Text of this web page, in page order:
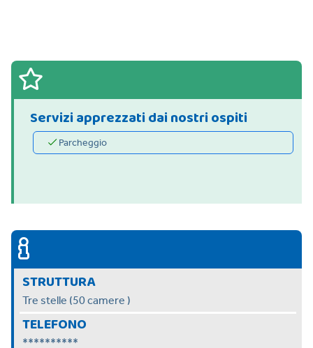
Servizi apprezzati dai nostri ospiti
Parcheggio
STRUTTURA
Tre stelle (50 camere )
TELEFONO
**********